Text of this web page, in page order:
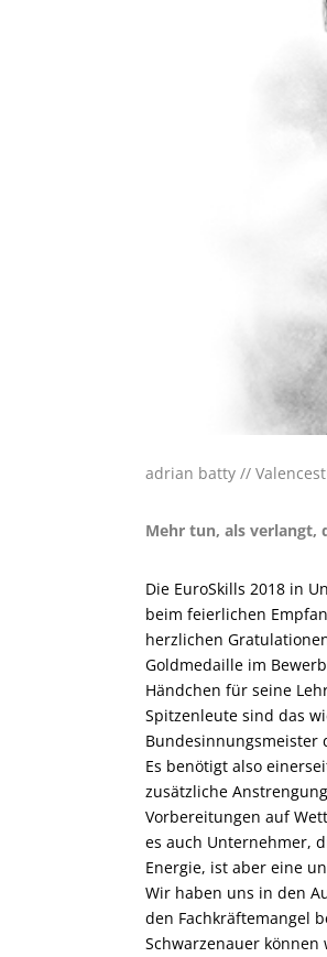
adrian batty //
Mehr tun, als
Die EuroSkills 2018 in
beim feierlichen
herzlichen
Goldmedaille im
Händchen für seine
Spitzenleute sind das
Bundesinnungsmeister
Es benötigt also
zusätzliche
Vorbereitungen auf
es auch Unternehmer,
Energie, ist aber eine
Wir haben uns in den
den Fachkräftemangel
Schwarzenauer